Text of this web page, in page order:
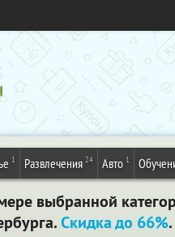
1 Развлечения 24 Авто 1
выбранной
Скидка до 66%